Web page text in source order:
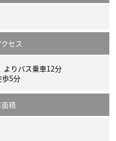
セス
よりバス乗車12分
歩5分
積